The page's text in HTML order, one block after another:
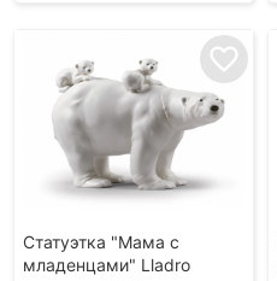
favorite_border
Статуэтка "Мама с
младенцами" Lladro